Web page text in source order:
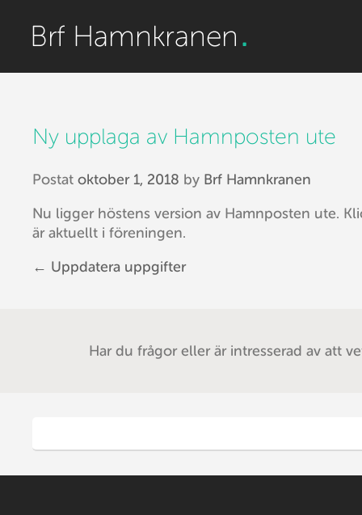
Ny upplaga av Hamnposten ute
Postat oktober 1, 2018 by Brf Hamnkranen
Nu ligger höstens version av Hamnposten ute.
är aktuellt i föreningen.
← Uppdatera uppgifter
Har du frågor eller är intresserad av att